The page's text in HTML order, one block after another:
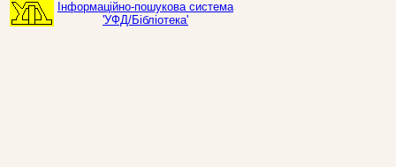
Інформаційно-пошукова система
'УФД/Бібліотека'